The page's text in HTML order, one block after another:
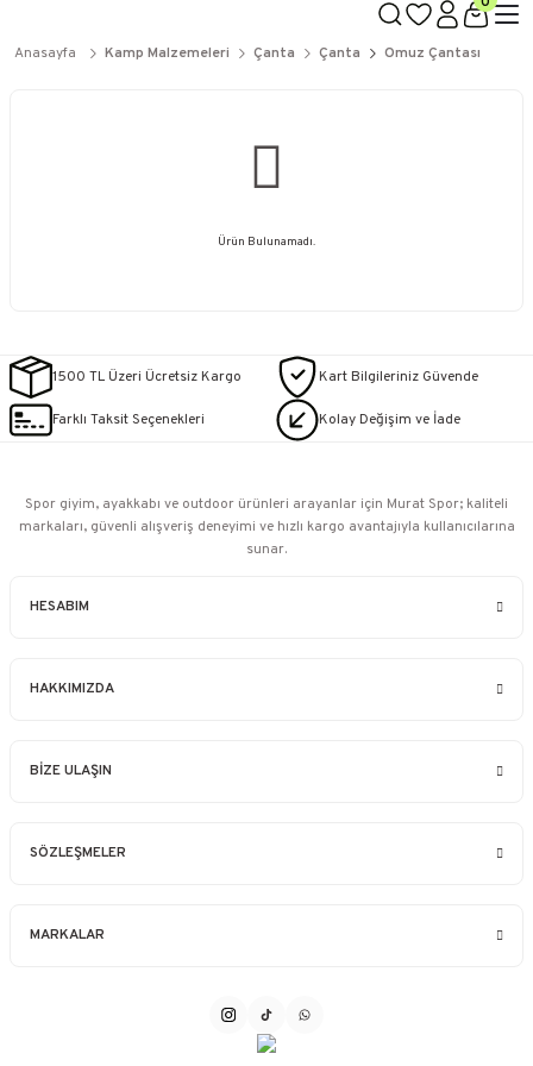
Anasayfa Kamp Malzemeleri Çanta Çanta Omuz Çantası
Ürün Bulunamadı.
1500 TL Üzeri Ücretsiz Kargo Kart Bilgileriniz Güvende
Farklı Taksit Seçenekleri Kolay Değişim ve İade
HESABIM
HAKKIMIZDA
BİZE ULAŞIN
SÖZLEŞMELER
MARKALAR
Spor giyim, ayakkabı ve outdoor ürünleri arayanlar için Murat Spor; kaliteli
markaları, güvenli alışveriş deneyimi ve hızlı kargo avantajıyla kullanıcılarına
sunar.